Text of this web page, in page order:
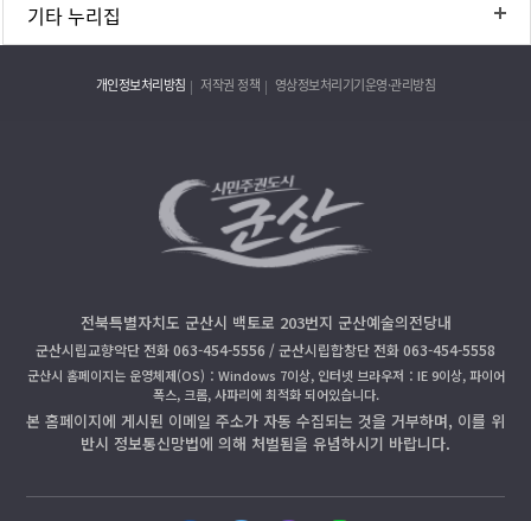
기타 누리집
개인정보처리방침 저작권 정책 영상정보처리기기운영·관리방침
전북특별자치도 군산시 백토로 203번지 군산예술의전당내
군산시립교향악단 전화 063-454-5556 / 군산시립합창단 전화 063-454-5558
군산시 홈페이지는 운영체제(OS)：Windows 7이상, 인터넷 브라우저：IE 9이상, 파이어
폭스, 크롬, 사파리에 최적화 되어있습니다.
본 홈페이지에 게시된 이메일 주소가 자동 수집되는 것을 거부하며, 이를 위
반시 정보통신망법에 의해 처벌됨을 유념하시기 바랍니다.